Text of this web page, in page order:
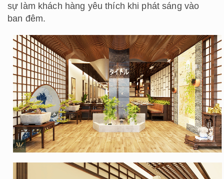
sự làm khách hàng yêu thích khi phát sáng vào
ban đêm.